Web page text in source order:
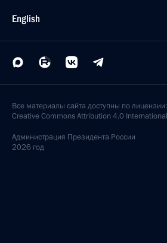
English
Все материалы сайта доступны по лицензии:
Creative Commons Attribution 4.0 International
Администрация Президента России
2026 год